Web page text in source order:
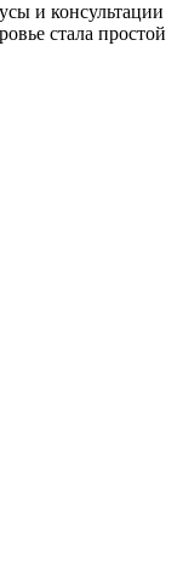
и консультации
стала простой